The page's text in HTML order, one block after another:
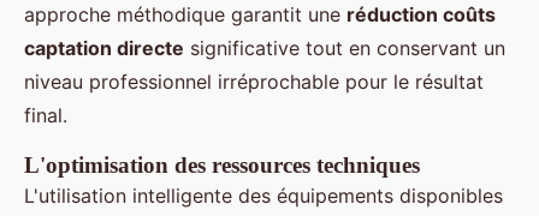
approche méthodique garantit une réduction coûts
captation directe significative tout en conservant un
niveau professionnel irréprochable pour le résultat
final.
L'optimisation des ressources techniques
L'utilisation intelligente des équipements disponibles